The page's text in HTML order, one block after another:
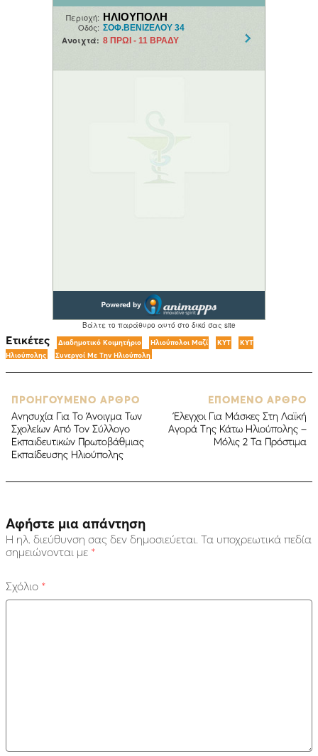
Ετικέτες Διαδημοτικό Κοιμητήριο Ηλιούπολοι Μαζί ΚΥΤ
ΚΥΤ
Ηλιούπολης
Συνεργοί Με Την Ηλιούπολη
ΠΡΟΗΓΟΥΜΕΝΟ ΑΡΘΡΟ
Ανησυχία Για Το Άνοιγμα Των
Σχολείων Από Τον Σύλλογο
Εκπαιδευτικών Πρωτοβάθμιας
Εκπαίδευσης Ηλιούπολης
ΕΠΟΜΕΝΟ ΑΡΘΡΟ
Έλεγχοι Για Μάσκες Στη Λαϊκή
Αγορά Της Κάτω Ηλιούπολης –
Μόλις 2 Τα Πρόστιμα
Αφήστε μια απάντηση
Η ηλ. διεύθυνση σας δεν δημοσιεύεται. Τα υποχρεωτικά πεδία
σημειώνονται με *
Σχόλιο *